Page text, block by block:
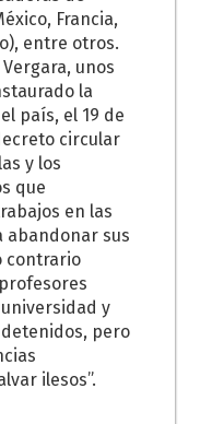
Francia,
entre otros.
unos
la
país, el 19 de
circular
y los
que
en las
abandonar sus
contrario
y
pero
ilesos”.